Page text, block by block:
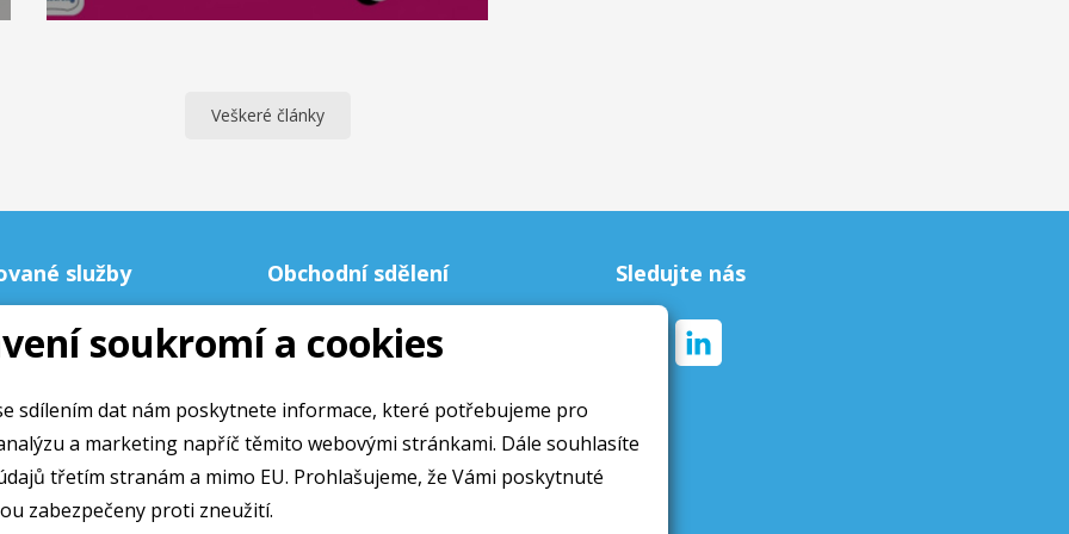
soukromí a cookies
sdílením dat nám poskytnete informace, které potřebujeme pro
a marketing napříč těmito webovými stránkami. Dále souhlasíte
třetím stranám a mimo EU. Prohlašujeme, že Vámi poskytnuté
zabezpečeny proti zneužití.
Veškeré články
služby Obchodní sdělení
Obchodní podmínky
Ochrana osobních údajú
Cookies
Sledujte nás